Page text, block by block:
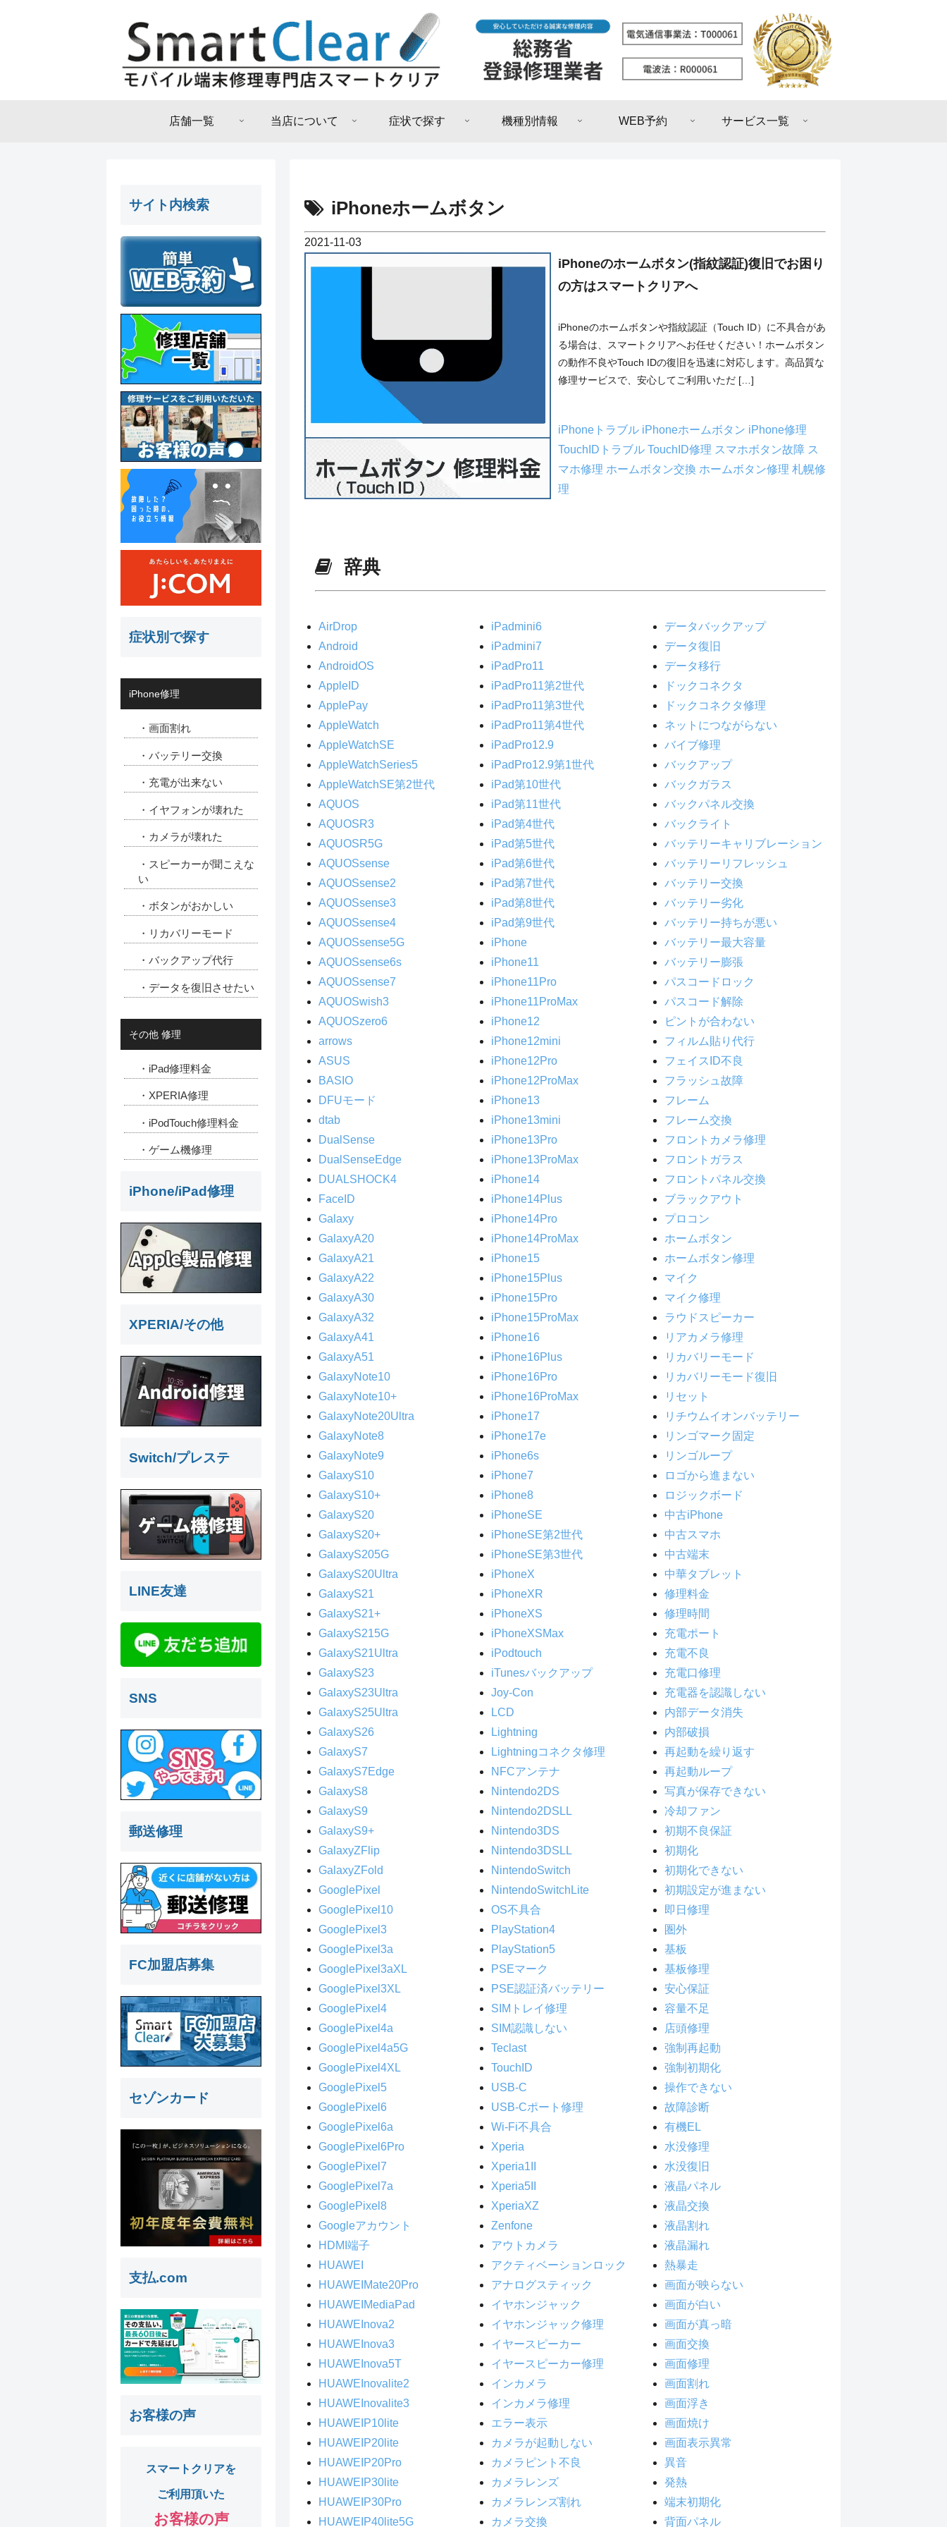
店舗一覧 当店について 症状で探す 機種別情報 WEB予約 サービス一覧
iPhoneホームボタン
2021-11-03
iPhoneのホームボタン(指紋認証)復旧でお困り
の方はスマートクリアへ
iPhoneのホームボタンや指紋認証（Touch ID）に不具合があ
る場合は、スマートクリアへお任せください！ホームボタン
の動作不良やTouch IDの復旧を迅速に対応します。高品質な
修理サービスで、安心してご利用いただ […]
iPhoneトラブル iPhoneホームボタン iPhone修理
TouchIDトラブル TouchID修理 スマホボタン故障 ス
マホ修理 ホームボタン交換 ホームボタン修理 札幌修
理
辞典
AirDrop
Android
AndroidOS
AppleID
ApplePay
AppleWatch
AppleWatchSE
AppleWatchSeries5
AppleWatchSE第2世代
AQUOS
AQUOSR3
AQUOSR5G
AQUOSsense
AQUOSsense2
AQUOSsense3
AQUOSsense4
AQUOSsense5G
AQUOSsense6s
AQUOSsense7
AQUOSwish3
AQUOSzero6
arrows
ASUS
BASIO
DFUモード
dtab
DualSense
DualSenseEdge
DUALSHOCK4
FaceID
Galaxy
GalaxyA20
GalaxyA21
GalaxyA22
GalaxyA30
GalaxyA32
GalaxyA41
GalaxyA51
GalaxyNote10
GalaxyNote10+
GalaxyNote20Ultra
GalaxyNote8
GalaxyNote9
GalaxyS10
GalaxyS10+
GalaxyS20
GalaxyS20+
GalaxyS205G
GalaxyS20Ultra
GalaxyS21
GalaxyS21+
GalaxyS215G
GalaxyS21Ultra
GalaxyS23
GalaxyS23Ultra
GalaxyS25Ultra
GalaxyS26
GalaxyS7
GalaxyS7Edge
GalaxyS8
GalaxyS9
GalaxyS9+
GalaxyZFlip
GalaxyZFold
GooglePixel
GooglePixel10
GooglePixel3
GooglePixel3a
GooglePixel3aXL
GooglePixel3XL
GooglePixel4
GooglePixel4a
GooglePixel4a5G
GooglePixel4XL
GooglePixel5
GooglePixel6
GooglePixel6a
GooglePixel6Pro
GooglePixel7
GooglePixel7a
GooglePixel8
Googleアカウント
HDMI端子
HUAWEI
HUAWEIMate20Pro
HUAWEIMediaPad
HUAWEInova2
HUAWEInova3
HUAWEInova5T
HUAWEInovalite2
HUAWEInovalite3
HUAWEIP10lite
HUAWEIP20lite
HUAWEIP20Pro
HUAWEIP30lite
HUAWEIP30Pro
HUAWEIP40lite5G
iPadmini6
iPadmini7
iPadPro11
iPadPro11第2世代
iPadPro11第3世代
iPadPro11第4世代
iPadPro12.9
iPadPro12.9第1世代
iPad第10世代
iPad第11世代
iPad第4世代
iPad第5世代
iPad第6世代
iPad第7世代
iPad第8世代
iPad第9世代
iPhone
iPhone11
iPhone11Pro
iPhone11ProMax
iPhone12
iPhone12mini
iPhone12Pro
iPhone12ProMax
iPhone13
iPhone13mini
iPhone13Pro
iPhone13ProMax
iPhone14
iPhone14Plus
iPhone14Pro
iPhone14ProMax
iPhone15
iPhone15Plus
iPhone15Pro
iPhone15ProMax
iPhone16
iPhone16Plus
iPhone16Pro
iPhone16ProMax
iPhone17
iPhone17e
iPhone6s
iPhone7
iPhone8
iPhoneSE
iPhoneSE第2世代
iPhoneSE第3世代
iPhoneX
iPhoneXR
iPhoneXS
iPhoneXSMax
iPodtouch
iTunesバックアップ
Joy-Con
LCD
Lightning
Lightningコネクタ修理
NFCアンテナ
Nintendo2DS
Nintendo2DSLL
Nintendo3DS
Nintendo3DSLL
NintendoSwitch
NintendoSwitchLite
OS不具合
PlayStation4
PlayStation5
PSEマーク
PSE認証済バッテリー
SIMトレイ修理
SIM認識しない
Teclast
TouchID
USB-C
USB-Cポート修理
Wi-Fi不具合
Xperia
Xperia1II
Xperia5II
XperiaXZ
Zenfone
アウトカメラ
アクティベーションロック
アナログスティック
イヤホンジャック
イヤホンジャック修理
イヤースピーカー
イヤースピーカー修理
インカメラ
インカメラ修理
エラー表示
カメラが起動しない
カメラピント不良
カメラレンズ
カメラレンズ割れ
カメラ交換
データバックアップ
データ復旧
データ移行
ドックコネクタ
ドックコネクタ修理
ネットにつながらない
バイブ修理
バックアップ
バックガラス
バックパネル交換
バックライト
バッテリーキャリブレーション
バッテリーリフレッシュ
バッテリー交換
バッテリー劣化
バッテリー持ちが悪い
バッテリー最大容量
バッテリー膨張
パスコードロック
パスコード解除
ピントが合わない
フィルム貼り代行
フェイスID不良
フラッシュ故障
フレーム
フレーム交換
フロントカメラ修理
フロントガラス
フロントパネル交換
ブラックアウト
プロコン
ホームボタン
ホームボタン修理
マイク
マイク修理
ラウドスピーカー
リアカメラ修理
リカバリーモード
リカバリーモード復旧
リセット
リチウムイオンバッテリー
リンゴマーク固定
リンゴループ
ロゴから進まない
ロジックボード
中古iPhone
中古スマホ
中古端末
中華タブレット
修理料金
修理時間
充電ポート
充電不良
充電口修理
充電器を認識しない
内部データ消失
内部破損
再起動を繰り返す
再起動ループ
写真が保存できない
冷却ファン
初期不良保証
初期化
初期化できない
初期設定が進まない
即日修理
圏外
基板
基板修理
安心保証
容量不足
店頭修理
強制再起動
強制初期化
操作できない
故障診断
有機EL
水没修理
水没復旧
液晶パネル
液晶交換
液晶割れ
液晶漏れ
熱暴走
画面が映らない
画面が白い
画面が真っ暗
画面交換
画面修理
画面割れ
画面浮き
画面焼け
画面表示異常
異音
発熱
端末初期化
背面パネル
サイト内検索
症状別で探す
iPhone修理
・画面割れ
・バッテリー交換
・充電が出来ない
・イヤフォンが壊れた
・カメラが壊れた
・スピーカーが聞こえな
い
・ボタンがおかしい
・リカバリーモード
・バックアップ代行
・データを復旧させたい
その他 修理
・iPad修理料金
・XPERIA修理
・iPodTouch修理料金
・ゲーム機修理
iPhone/iPad修理
XPERIA/その他
Switch/プレステ
LINE友達
SNS
郵送修理
FC加盟店募集
セゾンカード
支払.com
お客様の声
スマートクリアを
ご利用頂いた
お客様の声